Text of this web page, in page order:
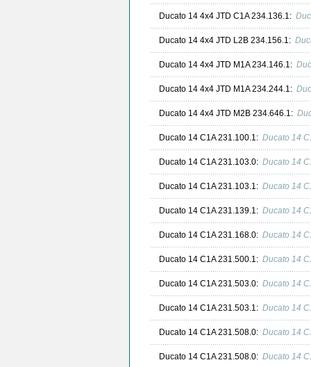
Ducato 14 4x4 JTD C1A 234.136.1:
Ducato 14 4x4 JTD L2B 234.156.1:
Ducato 14 4x4 JTD M1A 234.146.1:
Ducato 14 4x4 JTD M1A 234.244.1:
Ducato 14 4x4 JTD M2B 234.646.1:
Ducato 14 C1A 231.100.1: Ducato 14
Ducato 14 C1A 231.103.0: Ducato 14
Ducato 14 C1A 231.103.1: Ducato 14
Ducato 14 C1A 231.139.1: Ducato 14
Ducato 14 C1A 231.168.0: Ducato 14
Ducato 14 C1A 231.500.1: Ducato 14
Ducato 14 C1A 231.503.0: Ducato 14
Ducato 14 C1A 231.503.1: Ducato 14
Ducato 14 C1A 231.508.0: Ducato 14
Ducato 14 C1A 231.508.0: Ducato 14